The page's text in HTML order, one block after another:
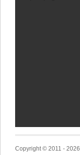
Copyright © 2011 - 2026